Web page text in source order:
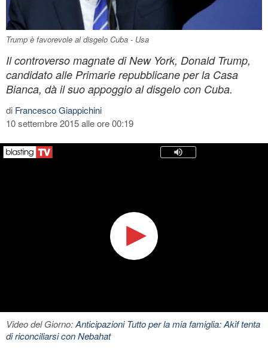
Trump è favorevole al disgelo Cuba - Usa
Il controverso magnate di New York, Donald Trump,
candidato alle Primarie repubblicane per la Casa
Bianca, dà il suo appoggio al disgelo con Cuba.
di Francesco Giappichini
10 settembre 2015 alle ore 00:19
Video del Giorno:Anticipazioni Tutto per la mia famiglia: Akif tenta
di riconciliarsi con Nebahat